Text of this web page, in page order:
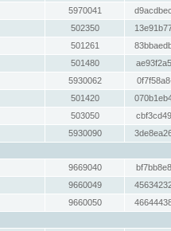
5970041
502350
501261
501480
5930062
501420
503050
5930090
9669040
9660049
9660050